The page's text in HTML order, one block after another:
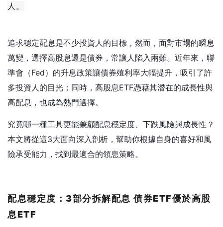
人。
追求穩定配息是不少投資人的目標，然而，面對市場的瞬息
萬變，選擇高股息還是債券，常讓人陷入兩難。近年來，聯
準會（Fed）的升息政策讓債券殖利率大幅提升，吸引了許
多投資人的目光；同時，高股息ETF憑藉其潛在的成長性與
高配息，也成為熱門選擇。
究竟哪一種工具更能兼顧配息穩定度、下跌風險與成長性？
本文將從這3大面向深入剖析，幫助你根據自身的喜好和風
險承受能力，找到最適合的領息策略。
配息穩定度：3部分拆解配息 債券ETF優於高股
息ETF